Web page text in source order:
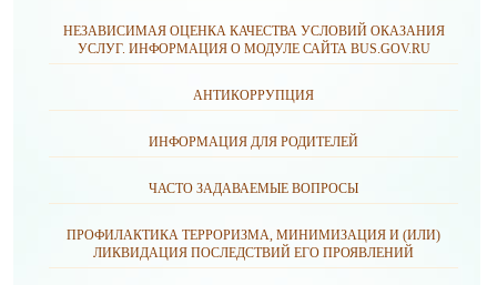
НЕЗАВИСИМАЯ ОЦЕНКА КАЧЕСТВА УСЛОВИЙ ОКАЗАНИЯ
УСЛУГ. ИНФОРМАЦИЯ О МОДУЛЕ САЙТА BUS.GOV.RU
АНТИКОРРУПЦИЯ
ИНФОРМАЦИЯ ДЛЯ РОДИТЕЛЕЙ
ЧАСТО ЗАДАВАЕМЫЕ ВОПРОСЫ
ПРОФИЛАКТИКА ТЕРРОРИЗМА, МИНИМИЗАЦИЯ И (ИЛИ)
ЛИКВИДАЦИЯ ПОСЛЕДСТВИЙ ЕГО ПРОЯВЛЕНИЙ